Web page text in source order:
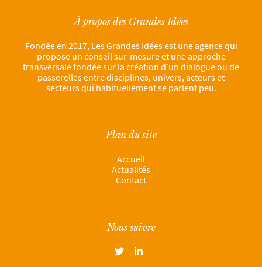
À propos des Grandes Idées
Fondée en 2017, Les Grandes Idées est une agence qui
propose un conseil sur-mesure et une approche
transversale fondée sur la création d’un dialogue ou de
passerelles entre disciplines, univers, acteurs et
secteurs qui habituellement se parlent peu.
Plan du site
Accueil
Actualités
Contact
Nous suivre